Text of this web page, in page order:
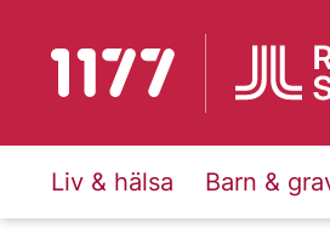
Till startsidan för 1177
Liv & hälsa Barn &